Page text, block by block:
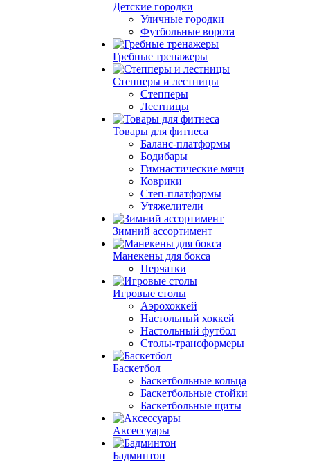
Детские городки
Уличные городки
Футбольные ворота
Гребные тренажеры
Степперы и лестницы
Степперы
Лестницы
Товары для фитнеса
Баланс-платформы
Бодибары
Гимнастические мячи
Коврики
Степ-платформы
Утяжелители
Зимний ассортимент
Манекены для бокса
Перчатки
Игровые столы
Аэрохоккей
Настольный хоккей
Настольный футбол
Столы-трансформеры
Баскетбол
Баскетбольные кольца
Баскетбольные стойки
Баскетбольные щиты
Аксессуары
Бадминтон